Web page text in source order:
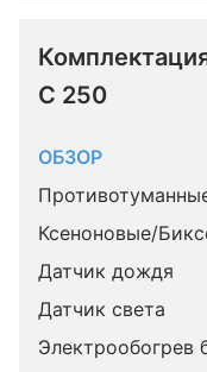
C 250
ОБЗОР
Ксеноновые/
Датчик дождя
Датчик света
Электрообогрев